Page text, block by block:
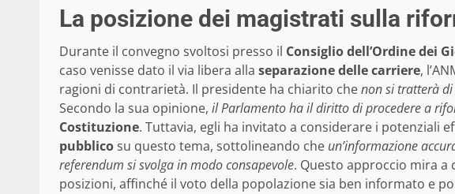
La posizione dei magistrati sulla
Durante il convegno svoltosi presso il Consiglio dell’Ordine dei
caso venisse dato il via libera alla separazione delle carriere,
ragioni di contrarietà. Il presidente ha chiarito chenon si tratterà
Secondo la sua opinione, il Parlamento ha il diritto di procedere a
Costituzione. Tuttavia, egli ha invitato a considerare i potenziali
pubblicosu questo tema, sottolineando che un’informazione
referendum si svolga in modo consapevole. Questo approccio mira
posizioni, affinché il voto della popolazione sia ben informato e